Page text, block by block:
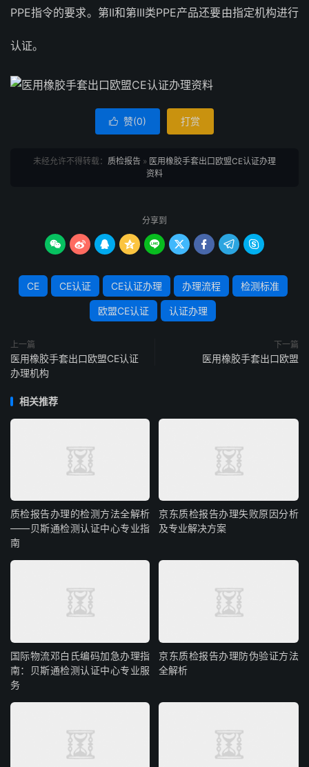
PPE指令的要求。第II和第III类PPE产品还要由指定机构进行
认证。
 赞(0) 打赏
未经允许不得转载： 质检报告 » 医用橡胶手套出口欧盟CE认证办理
资料
分享到
        
CE CE认证 CE认证办理 办理流程 检测标准
欧盟CE认证 认证办理
上一篇
医用橡胶手套出口欧盟CE认证
办理机构
下一篇
医用橡胶手套出口欧盟
相关推荐
质检报告办理的检测方法全解析
——贝斯通检测认证中心专业指
南
京东质检报告办理失败原因分析
及专业解决方案
国际物流邓白氏编码加急办理指
南：贝斯通检测认证中心专业服
务
京东质检报告办理防伪验证方法
全解析